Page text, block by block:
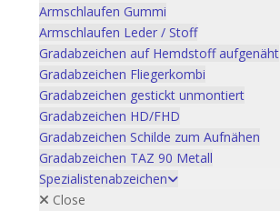
Armschlaufen Gummi
Armschlaufen Leder / Stoff
Gradabzeichen auf Hemdstoff aufgenäht
Gradabzeichen Fliegerkombi
Gradabzeichen gestickt unmontiert
Gradabzeichen HD/FHD
Gradabzeichen Schilde zum Aufnähen
Gradabzeichen TAZ 90 Metall
Spezialistenabzeichen
Close